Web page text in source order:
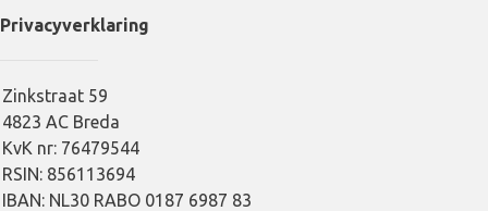
Privacyverklaring
Zinkstraat 59
4823 AC Breda
KvK nr: 76479544
RSIN: 856113694
IBAN: NL30 RABO 0187 6987 83